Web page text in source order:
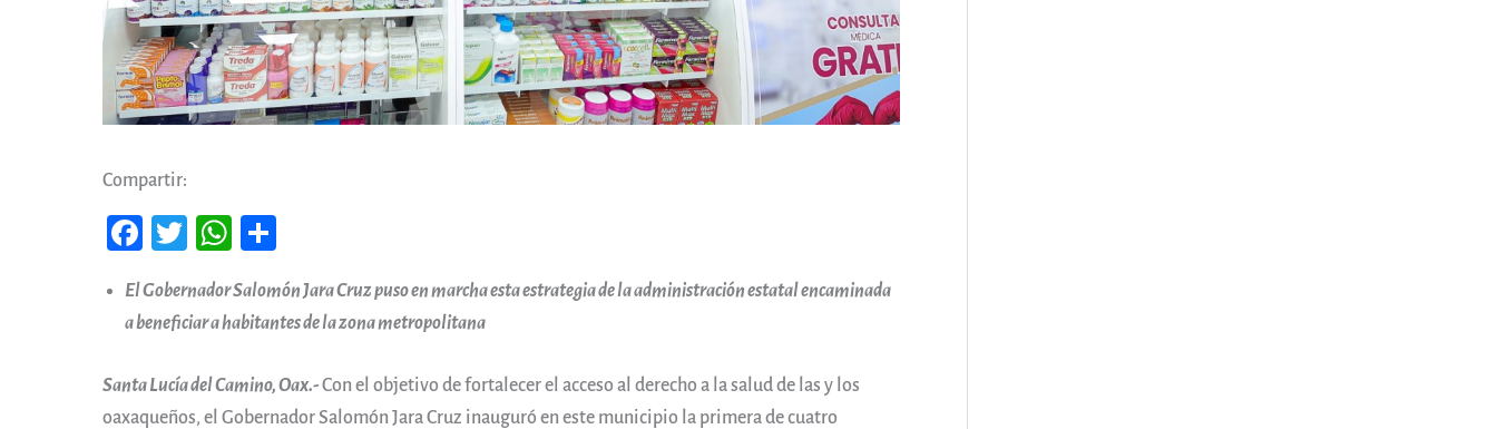
Compartir:
Fa
b
oo
k
T
tt
er
W
ts
A
pp
pa
rti
r
El Gobernador Salomón Jara Cruz puso en marcha esta estrategia de la administración estatal encaminada
a beneficiar a habitantes de la zona metropolitana
Santa Lucía del Camino, Oax.-Con el objetivo de fortalecer el acceso al derecho a la salud de las y los
oaxaqueños, el Gobernador Salomón Jara Cruz inauguró en este municipio la primera de cuatro